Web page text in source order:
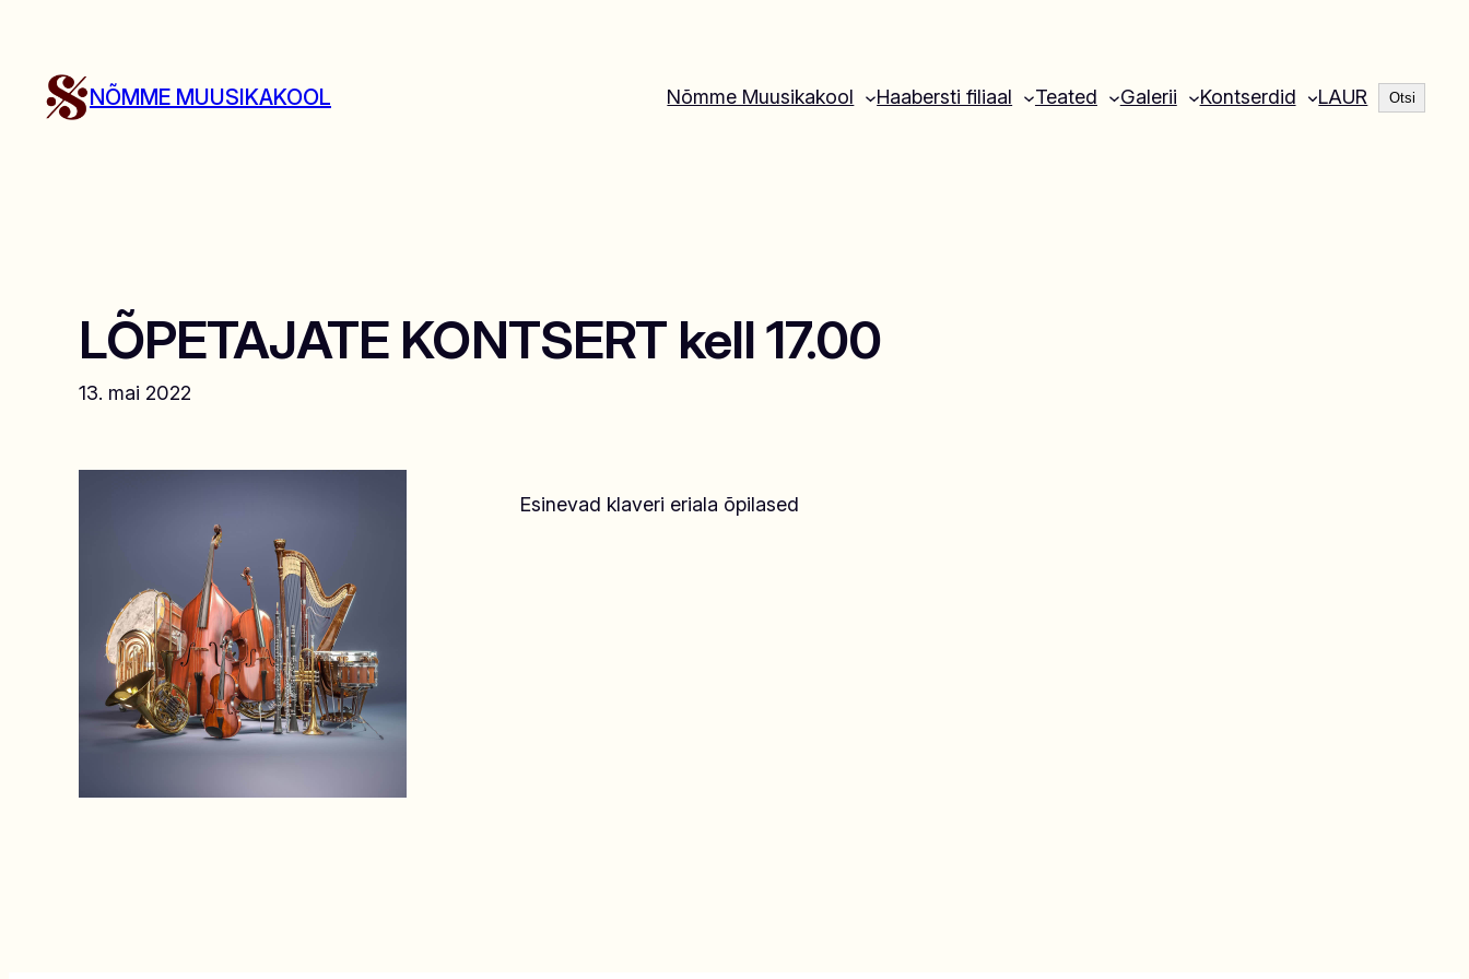
juurde
NÕMME MUUSIKAKOOL Nõmme Muusikakool Haabersti filiaal Teated Galerii Kontserdid LAUR Otsi
Otsi
LÕPETAJATE KONTSERT kell 17.00
13. mai 2022
Esinevad klaveri eriala õpilased